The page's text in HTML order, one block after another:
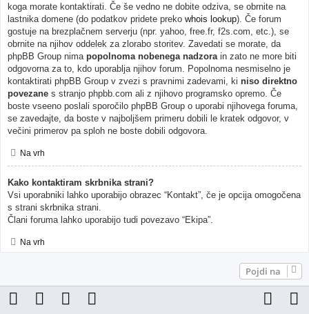
koga morate kontaktirati. Če še vedno ne dobite odziva, se obrnite na
lastnika domene (do podatkov pridete preko whois lookup). Če forum
gostuje na brezplačnem serverju (npr. yahoo, free.fr, f2s.com, etc.), se
obrnite na njihov oddelek za zlorabo storitev. Zavedati se morate, da
phpBB Group nima popolnoma nobenega nadzora in zato ne more biti
odgovorna za to, kdo uporablja njihov forum. Popolnoma nesmiselno je
kontaktirati phpBB Group v zvezi s pravnimi zadevami, ki niso direktno
povezane s stranjo phpbb.com ali z njihovo programsko opremo. Če
boste vseeno poslali sporočilo phpBB Group o uporabi njihovega foruma,
se zavedajte, da boste v najboljšem primeru dobili le kratek odgovor, v
večini primerov pa sploh ne boste dobili odgovora.
Na vrh
Kako kontaktiram skrbnika strani?
Vsi uporabniki lahko uporabijo obrazec “Kontakt”, če je opcija omogočena
s strani skrbnika strani.
Člani foruma lahko uporabijo tudi povezavo “Ekipa”.
Na vrh
Pojdi na